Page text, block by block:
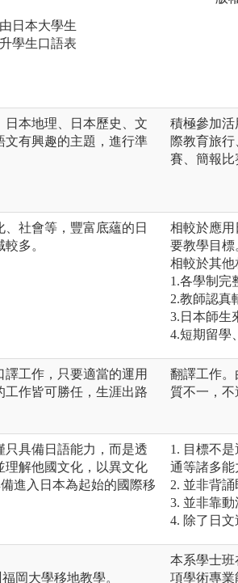
日本大學生
學生口語表
本地理、日本歷史、文
文有興趣的主題，進行準
積極參加活
際教育旅
賽、簡報比
社會等，豐富底蘊的日
多。
相較於應
要教學目標
相較於其他
1.各學制完
2.教師認真
3.日本師生
4.短期留學
工作，只要適當的運用
作皆可勝任，生涯出路
翻譯工作
質不一，不
只具備日語能力，而是透
理解他國文化，以異文化
進入日本為起始的國際移
1. 目標不
通等諸多能
2. 並非背誦
3. 並非靠動
4. 除了日
岡大學移地教學。
本系學士
項學術專